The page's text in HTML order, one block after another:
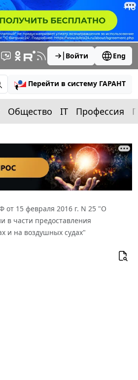
Войти Eng
Перейти в систему ГАРАНТ
Общество IT Профессия
от 15 февраля 2016 г. N 25 "О
в части предоставления
и на воздушных судах"